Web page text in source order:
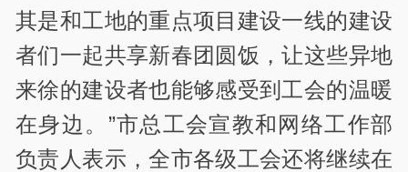
其是和工地的重点项目建设一线的建设
者们一起共享新春团圆饭，让这些异地
来徐的建设者也能够感受到工会的温暖
在身边。”市总工会宣教和网络工作部
负责人表示，全市各级工会还将继续在